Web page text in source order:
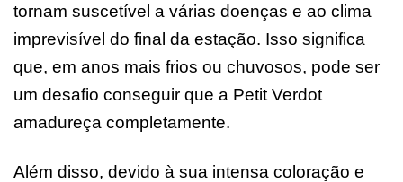
tornam suscetível a várias doenças e ao clima
imprevisível do final da estação. Isso significa
que, em anos mais frios ou chuvosos, pode ser
um desafio conseguir que a Petit Verdot
amadureça completamente.
Além disso, devido à sua intensa coloração e